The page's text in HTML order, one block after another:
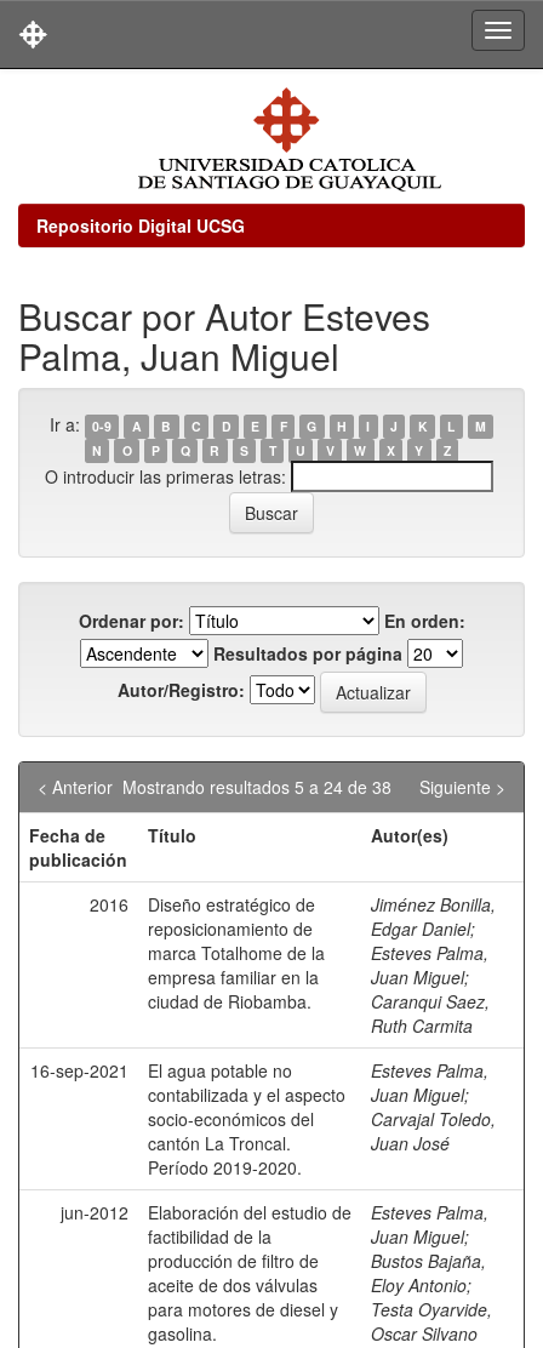
Repositorio Digital UCSG
Buscar por Autor Esteves
Palma, Juan Miguel
Ir a: 0-9 A B C D E F G H I J K L
M
N
O P Q R S T U V W X Y Z
O introducir las primeras letras:
Ordenar por:
En orden:
Resultados por página
Autor/Registro:
Mostrando resultados 5 a 24 de 38
< Anterior
Siguiente >
Fecha de
publicación
Título Autor(es)
2016
Diseño estratégico de
reposicionamiento de
marca Totalhome de la
empresa familiar en la
ciudad de Riobamba.
Jiménez Bonilla,
Edgar Daniel;
Esteves Palma,
Juan Miguel;
Caranqui Saez,
Ruth Carmita
16-sep-2021
El agua potable no
contabilizada y el aspecto
socio-económicos del
cantón La Troncal.
Período 2019-2020.
Esteves Palma,
Juan Miguel;
Carvajal Toledo,
Juan José
jun-2012
Elaboración del estudio de
factibilidad de la
producción de filtro de
aceite de dos válvulas
para motores de diesel y
gasolina.
Esteves Palma,
Juan Miguel;
Bustos Bajaña,
Eloy Antonio;
Testa Oyarvide,
Oscar Silvano